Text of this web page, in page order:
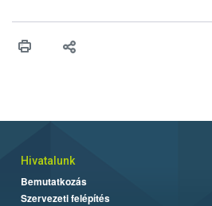
meg a jogszabályi előírásoknak, egy
felügyelők mind a négy esetben
folytatódik a növények fejlődésének
Hivatalunk
Bemutatkozás
Szervezeti felépítés